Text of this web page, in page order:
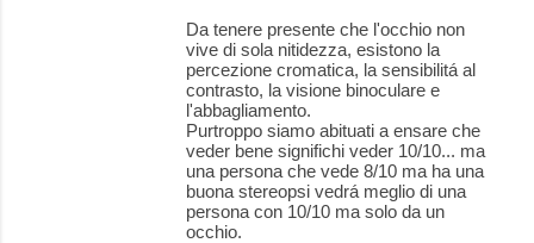
Da tenere presente che l'occhio non
vive di sola nitidezza, esistono la
percezione cromatica, la sensibilitá al
contrasto, la visione binoculare e
l'abbagliamento.
Purtroppo siamo abituati a ensare che
veder bene significhi veder 10/10... ma
una persona che vede 8/10 ma ha una
buona stereopsi vedrá meglio di una
persona con 10/10 ma solo da un
occhio.